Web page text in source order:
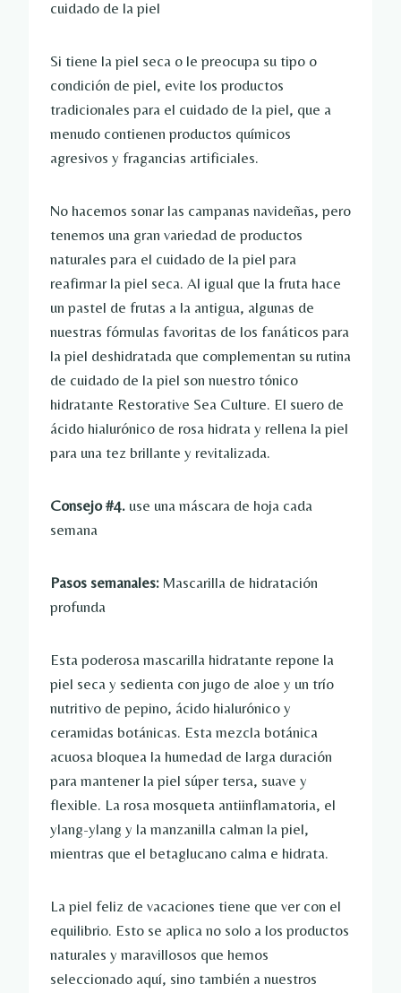
cuidado de la piel
Si tiene la piel seca o le preocupa su tipo o
condición de piel, evite los productos
tradicionales para el cuidado de la piel, que a
menudo contienen productos químicos
agresivos y fragancias artificiales.
No hacemos sonar las campanas navideñas, pero
tenemos una gran variedad de productos
naturales para el cuidado de la piel para
reafirmar la piel seca. Al igual que la fruta hace
un pastel de frutas a la antigua, algunas de
nuestras fórmulas favoritas de los fanáticos para
la piel deshidratada que complementan su rutina
de cuidado de la piel son nuestro tónico
hidratante Restorative Sea Culture. El suero de
ácido hialurónico de rosa hidrata y rellena la piel
para una tez brillante y revitalizada.
Consejo #4. use una máscara de hoja cada
semana
Pasos semanales:Mascarilla de hidratación
profunda
Esta poderosa mascarilla hidratante repone la
piel seca y sedienta con jugo de aloe y un trío
nutritivo de pepino, ácido hialurónico y
ceramidas botánicas. Esta mezcla botánica
acuosa bloquea la humedad de larga duración
para mantener la piel súper tersa, suave y
flexible. La rosa mosqueta antiinflamatoria, el
ylang-ylang y la manzanilla calman la piel,
mientras que el betaglucano calma e hidrata.
La piel feliz de vacaciones tiene que ver con el
equilibrio. Esto se aplica no solo a los productos
naturales y maravillosos que hemos
seleccionado aquí, sino también a nuestros